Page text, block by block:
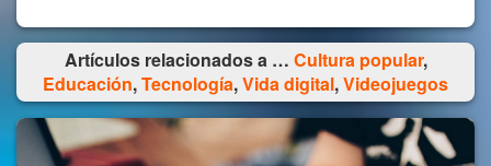
Artículos relacionados a … Cultura popular,
Educación,Tecnología,Vida digital,Videojuegos